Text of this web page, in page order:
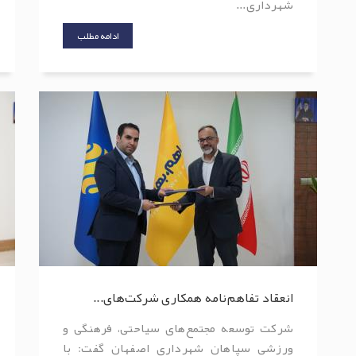
شهرداری...
ادامه مطلب
انعقاد تفاهم‌نامه همکاری شرکت‌های...
شرکت توسعه مجتمع‌های سیاحتی، فرهنگی و
ورزشی سپاهان شهرداری اصفهان گفت: با